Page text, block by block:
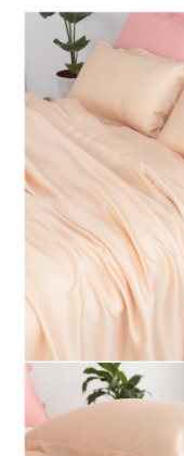
1.分期款項不併入電信帳
醒簡訊。
2.透過簡訊連結打開帳單
帳／街口支付／iPASS
【注意事項】
1.本服務係由「台灣大哥
用戶於交易時，得透過本
買賣價金債權讓與本公司
2.基於同意付款使用「大哥
資料（包含姓名、電話或
由本公司與您本人進行分
3.完整用戶服務條款，請詳
【「AFTEE先享後付」結
１．於結帳方式選擇「
結帳頁面，進行簡訊認證
２．訂單成立數日內，您
３．收到繳費通知簡訊後
ATM／網路銀行／等多元
※ 請注意：結帳手續完成
購買商品的店家。未經商
後付繳納相關費用。
※ 交易是否成功請以「
是否繳費成功／繳費後需
客戶支援中心」https://
１．透過由恩沛科技股份
易，需依本服務之必要範
權轉讓予恩沛科技股份有限
２．關於個人資料處理事
https://aftee.tw/terms/
３．未成年的使用者請事
「AFTEE先享後付」，若
任。
４．使用「AFTEE先享後
每筆NT$65，滿
付款後全家取貨
每筆NT$65，滿
萊爾富取貨付款
每筆NT$60，滿
付款後萊爾富取貨
每筆NT$60，滿
7-11取貨付款
每筆NT$65，滿
付款後7-11取貨
每筆NT$65，滿
大型超重物流運送
每筆NT$150，滿